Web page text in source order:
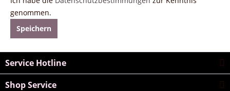
genommen.
Speichern
Service Hotline
Shop Service